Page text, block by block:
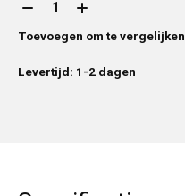
Aantal:
Toevoegen om te vergelijken
Levertijd: 1-2 dagen